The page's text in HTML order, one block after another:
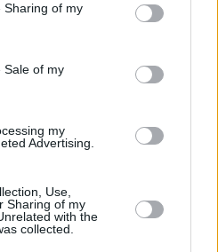
Sharing of my
Sale of my
my
Advertising.
Use,
Sharing of my
with the
collected.
viņš grib jaunu…